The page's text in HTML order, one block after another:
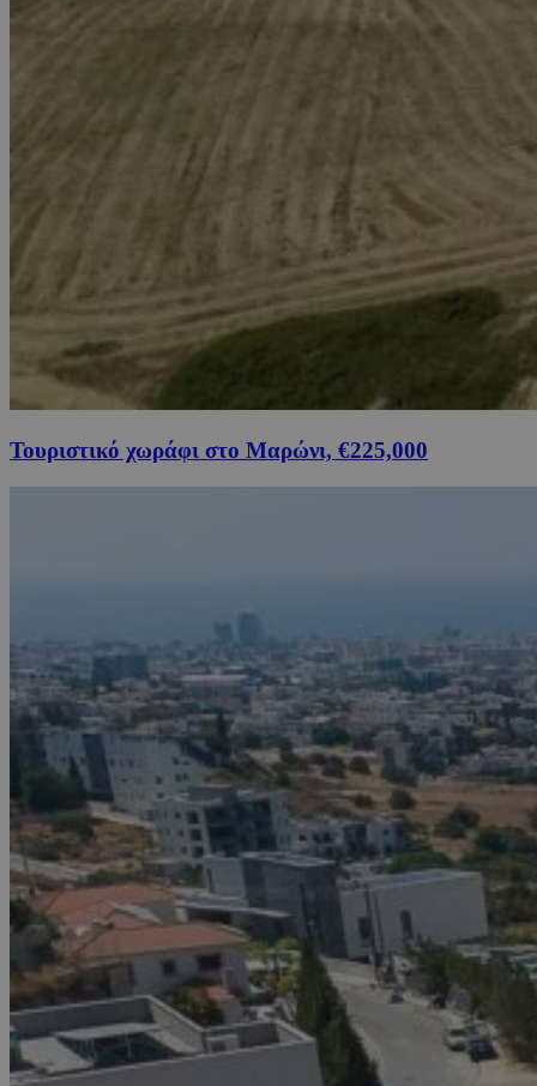
Τουριστικό χωράφι στο Μαρώνι, €225,000